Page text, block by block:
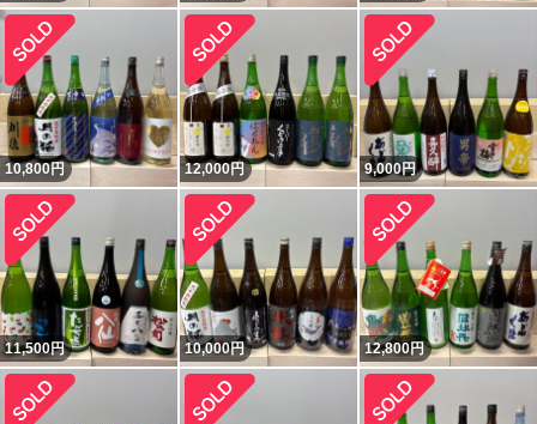
10,800円 12,000円 9,000円
11,500円 10,000円 12,800円